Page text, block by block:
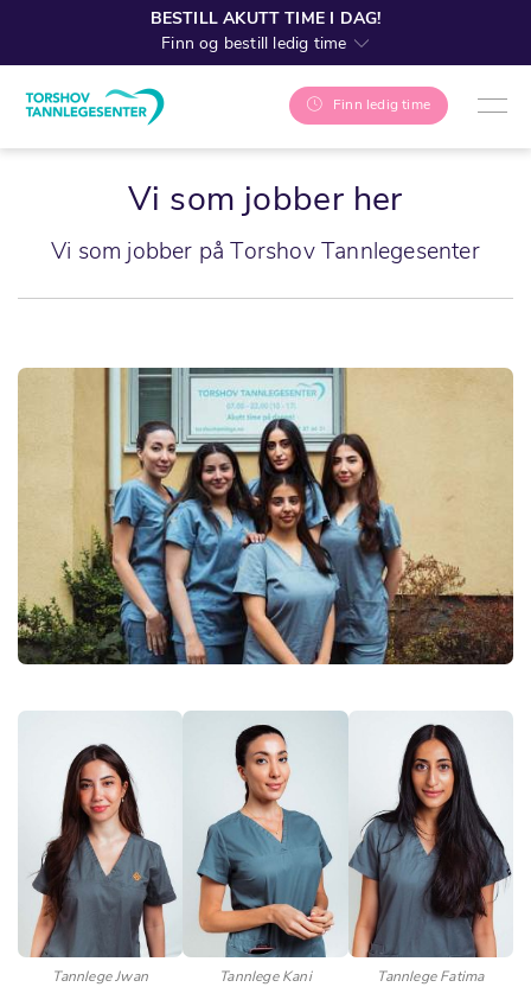
BESTILL AKUTT TIME I DAG!
Finn og bestill ledig time
Finn ledig time
Vi som jobber her
Vi som jobber på Torshov Tannlegesenter
Tannlege Jwan Tannlege Kani Tannlege Fatima